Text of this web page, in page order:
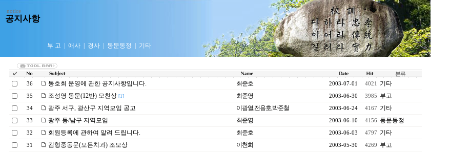
notice
공지사항
부 고 애사 경사 동문동정 기타
분류
36
동호회 운영에 관한 공지사항입니다. 최준호 2003-07-01 4021 기타
35 조성영 동문(12반) 모친상 [1] 최준영 2003-06-30 3985 부고
34 광주 서구, 광산구 지역모임 공고 이광열,전용호,박준철 2003-06-24 4167 기타
33 광주 동/남구 지역모임 최준영 2003-06-10 4156 동문동정
32 회원등록에 관하여 알려 드립니다. 최준호 2003-06-03 4797 기타
31 김형중동문(모든치과) 조모상 이천희 2003-05-30 4269 부고